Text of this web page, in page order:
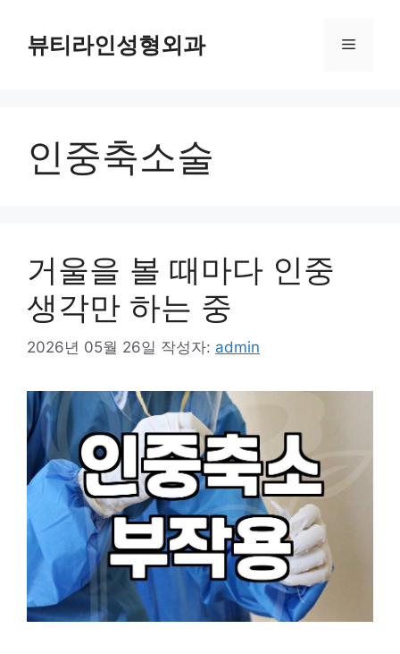
뷰티라인성형외과 메
인중축소술
거울을 볼 때마다 인중
생각만 하는 중
2026년 05월 26일 작성자: admin